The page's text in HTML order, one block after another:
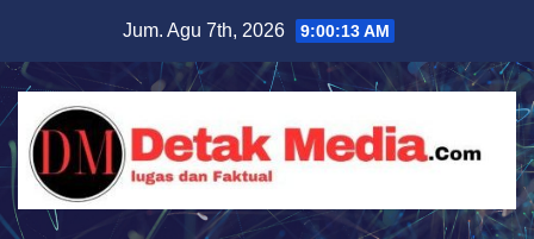
content
Jum. Agu 7th, 2026 9:00:14 AM